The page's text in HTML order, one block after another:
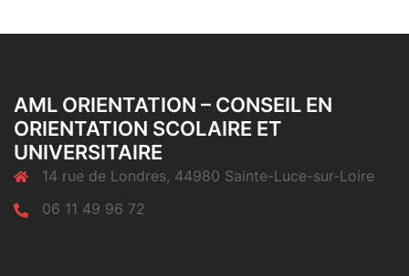
AML ORIENTATION – CONSEIL EN
ORIENTATION SCOLAIRE ET
UNIVERSITAIRE
14 rue de Londres, 44980 Sainte-Luce-sur-Loire
06 11 49 96 72